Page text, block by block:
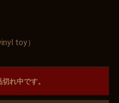
toy）
れ中です。